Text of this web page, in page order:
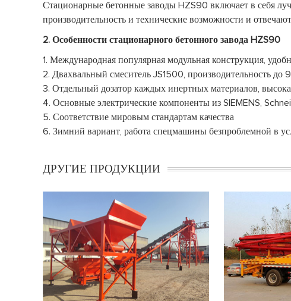
Стационарные бетонные заводы HZS90 включает в себя
производительность и технические возможности и
2. Особенности стационарного бетонного завода HZS90
1. Международная популярная модульная конструкция,
2. Двахвальный смеситель JS1500, производительность до
3. Отдельный дозатор каждых инертных материалов,
4. Основные электрические компоненты из SIEMENS,
5. Соответствие мировым стандартам качества
6. Зимний вариант, работа спецмашины безпроблемной в
ДРУГИЕ ПРОДУКЦИИ